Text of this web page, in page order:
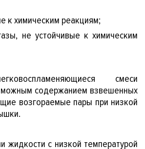
к химическим реакциям;
не устойчивые к химическим
смеси
содержанием взвешенных
возгораемые пары при низкой
жидкости с низкой температурой